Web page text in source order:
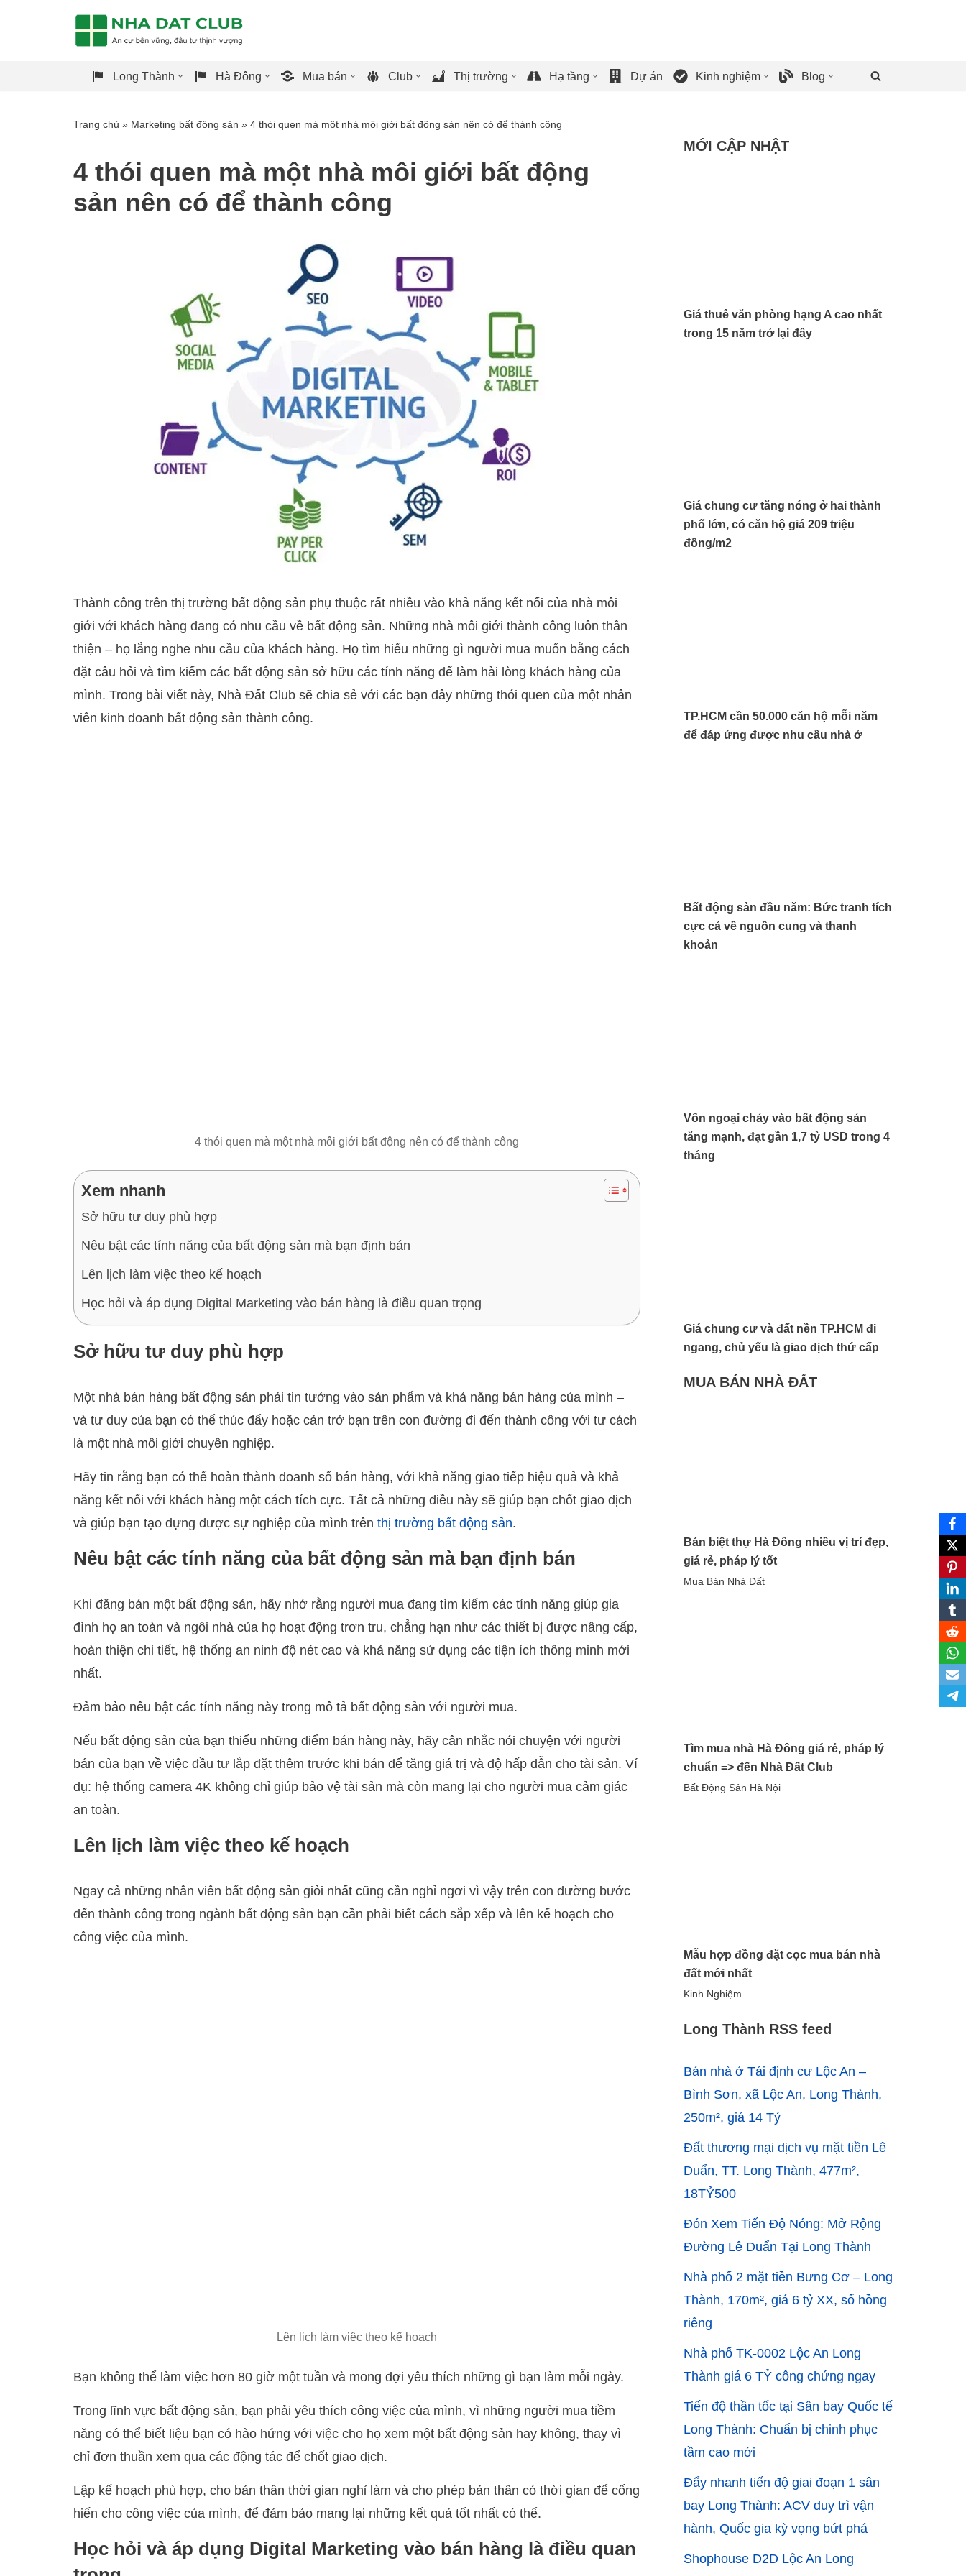
Long Thành Hà Đông Mua bán Club Thị trường Hạ tầng Dự án Kinh nghiệm Blog
Trang chủ » Marketing bất động sản » 4 thói quen mà một nhà môi giới bất động sản nên có để thành công
4 thói quen mà một nhà môi giới bất động
sản nên có để thành công
Thành công trên thị trường bất động sản phụ thuộc rất nhiều vào khả năng kết nối của nhà môi
giới với khách hàng đang có nhu cầu về bất động sản. Những nhà môi giới thành công luôn thân
thiện – họ lắng nghe nhu cầu của khách hàng. Họ tìm hiểu những gì người mua muốn bằng cách
đặt câu hỏi và tìm kiếm các bất động sản sở hữu các tính năng để làm hài lòng khách hàng của
mình. Trong bài viết này, Nhà Đất Club sẽ chia sẻ với các bạn đây những thói quen của một nhân
viên kinh doanh bất động sản thành công.
4 thói quen mà một nhà môi giới bất động nên có để thành công
Xem nhanh
Sở hữu tư duy phù hợp
Nêu bật các tính năng của bất động sản mà bạn định bán
Lên lịch làm việc theo kế hoạch
Học hỏi và áp dụng Digital Marketing vào bán hàng là điều quan trọng
Sở hữu tư duy phù hợp
Một nhà bán hàng bất động sản phải tin tưởng vào sản phẩm và khả năng bán hàng của mình –
và tư duy của bạn có thể thúc đẩy hoặc cản trở bạn trên con đường đi đến thành công với tư cách
là một nhà môi giới chuyên nghiệp.
Hãy tin rằng bạn có thể hoàn thành doanh số bán hàng, với khả năng giao tiếp hiệu quả và khả
năng kết nối với khách hàng một cách tích cực. Tất cả những điều này sẽ giúp bạn chốt giao dịch
và giúp bạn tạo dựng được sự nghiệp của mình trên thị trường bất động sản.
Nêu bật các tính năng của bất động sản mà bạn định bán
Khi đăng bán một bất động sản, hãy nhớ rằng người mua đang tìm kiếm các tính năng giúp gia
đình họ an toàn và ngôi nhà của họ hoạt động trơn tru, chẳng hạn như các thiết bị được nâng cấp,
hoàn thiện chi tiết, hệ thống an ninh độ nét cao và khả năng sử dụng các tiện ích thông minh mới
nhất.
Đảm bảo nêu bật các tính năng này trong mô tả bất động sản với người mua.
Nếu bất động sản của bạn thiếu những điểm bán hàng này, hãy cân nhắc nói chuyện với người
bán của bạn về việc đầu tư lắp đặt thêm trước khi bán để tăng giá trị và độ hấp dẫn cho tài sản. Ví
dụ: hệ thống camera 4K không chỉ giúp bảo vệ tài sản mà còn mang lại cho người mua cảm giác
an toàn.
Lên lịch làm việc theo kế hoạch
Ngay cả những nhân viên bất động sản giỏi nhất cũng cần nghỉ ngơi vì vậy trên con đường bước
đến thành công trong ngành bất động sản bạn cần phải biết cách sắp xếp và lên kế hoạch cho
công việc của mình.
Lên lịch làm việc theo kế hoạch
Bạn không thể làm việc hơn 80 giờ một tuần và mong đợi yêu thích những gì bạn làm mỗi ngày.
Trong lĩnh vực bất động sản, bạn phải yêu thích công việc của mình, vì những người mua tiềm
năng có thể biết liệu bạn có hào hứng với việc cho họ xem một bất động sản hay không, thay vì
chỉ đơn thuần xem qua các động tác để chốt giao dịch.
Lập kế hoạch phù hợp, cho bản thân thời gian nghỉ làm và cho phép bản thân có thời gian để cống
hiến cho công việc của mình, để đảm bảo mang lại những kết quả tốt nhất có thể.
Học hỏi và áp dụng Digital Marketing vào bán hàng là điều quan
MỚI CẬP NHẬT
Giá thuê văn phòng hạng A cao nhất
trong 15 năm trở lại đây
Giá chung cư tăng nóng ở hai thành
phố lớn, có căn hộ giá 209 triệu
đồng/m2
TP.HCM cần 50.000 căn hộ mỗi năm
để đáp ứng được nhu cầu nhà ở
Bất động sản đầu năm: Bức tranh tích
cực cả về nguồn cung và thanh
khoản
Vốn ngoại chảy vào bất động sản
tăng mạnh, đạt gần 1,7 tỷ USD trong 4
tháng
Giá chung cư và đất nền TP.HCM đi
ngang, chủ yếu là giao dịch thứ cấp
MUA BÁN NHÀ ĐẤT
Bán biệt thự Hà Đông nhiều vị trí đẹp,
giá rẻ, pháp lý tốt
Mua Bán Nhà Đất
Tìm mua nhà Hà Đông giá rẻ, pháp lý
chuẩn => đến Nhà Đất Club
Bất Động Sản Hà Nội
Mẫu hợp đồng đặt cọc mua bán nhà
đất mới nhất
Kinh Nghiệm
Long Thành RSS feed
Bán nhà ở Tái định cư Lộc An –
Bình Sơn, xã Lộc An, Long Thành,
250m², giá 14 Tỷ
Đất thương mại dịch vụ mặt tiền Lê
Duẩn, TT. Long Thành, 477m²,
18TỶ500
Đón Xem Tiến Độ Nóng: Mở Rộng
Đường Lê Duẩn Tại Long Thành
Nhà phố 2 mặt tiền Bưng Cơ – Long
Thành, 170m², giá 6 tỷ XX, sổ hồng
riêng
Nhà phố TK-0002 Lộc An Long
Thành giá 6 TỶ công chứng ngay
Tiến độ thần tốc tại Sân bay Quốc tế
Long Thành: Chuẩn bị chinh phục
tầm cao mới
Đẩy nhanh tiến độ giai đoạn 1 sân
bay Long Thành: ACV duy trì vận
hành, Quốc gia kỳ vọng bứt phá
Shophouse D2D Lộc An Long